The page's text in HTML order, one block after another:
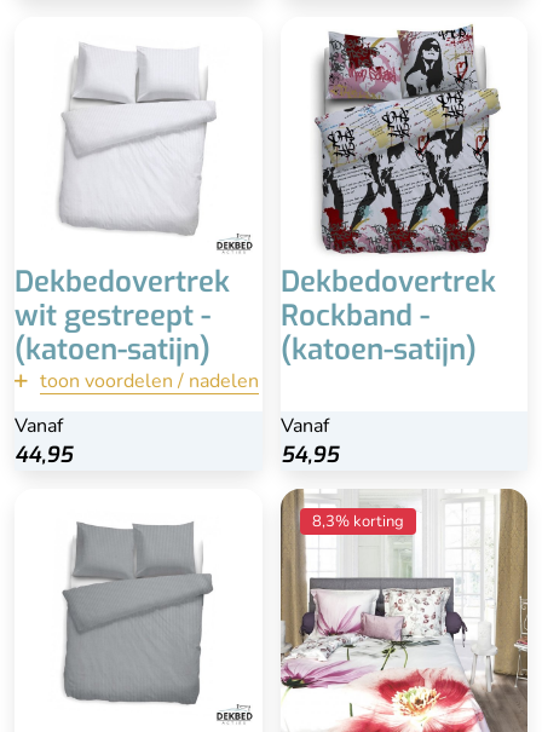
Dekbedovertrek
wit gestreept -
(katoen-satijn)
toon voordelen / nadelen
Vanaf
44,95
Inclusief kussensloop
100% katoen-satijn
Wasbaar
Bekijk
Dekbedovertrek
Rockband -
(katoen-satijn)
Vanaf
54,95
Inclusief kussensloop
100% katoen-satijn
Alleen nog beschikbaar in
140x200/220
8,3% korting